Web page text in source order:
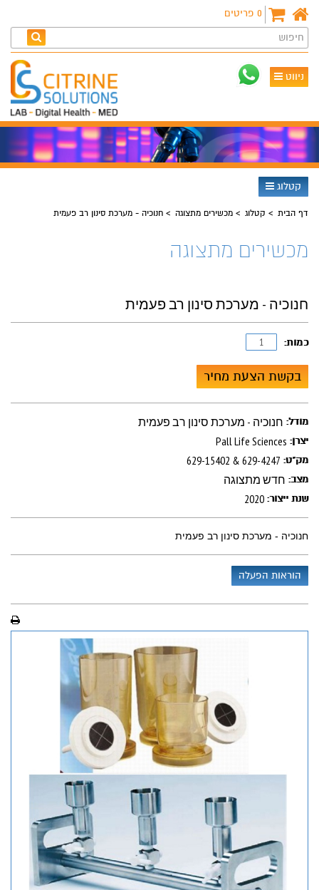
0 פריטים
חיפוש
ניווט
קטלוג
דף הבית קטלוג מכשירים מתצוגה חנוכיה - מערכת סינון רב פעמית
מכשירים מתצוגה
חנוכיה - מערכת סינון רב פעמית
כמות:
בקשת הצעת מחיר
מודל: חנוכיה - מערכת סינון רב פעמית
יצרן: Pall Life Sciences
מק"ט: 629-15402 & 629-4247
מצב: חדש מתצוגה
שנת ייצור: 2020
חנוכיה - מערכת סינון רב פעמית
הוראות הפעלה